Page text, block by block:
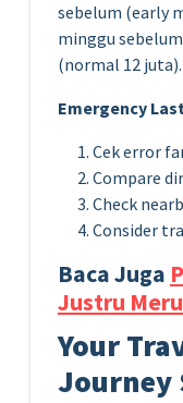
sebelum (early
minggu
(normal 12 juta).
Emergency
Cek error
Compare
Check
Consider
Baca Juga
Justru
Your
Journey